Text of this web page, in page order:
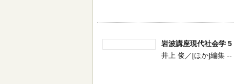
岩波講座現代社会学 5
井上 俊／[ほか]編集